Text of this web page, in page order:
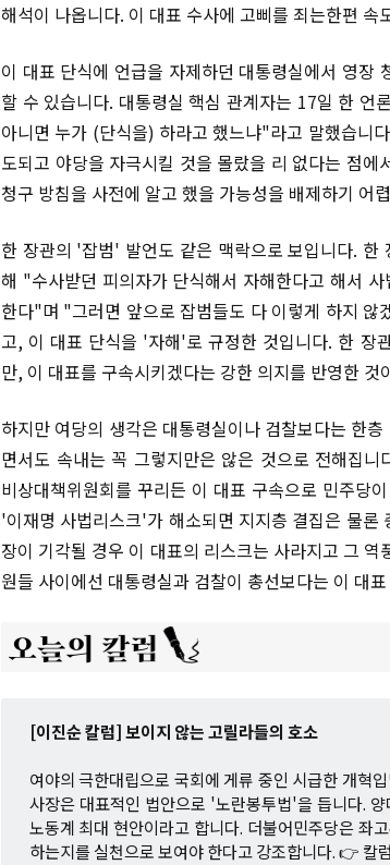
해석이 나옵니다. 이 대표 수사에 고삐를 죄는한편
이 대표 단식에 언급을 자제하던 대통령실에서 영장
할 수 있습니다. 대통령실 핵심 관계자는 17일 한
아니면 누가 (단식을) 하라고 했느냐"라고 말했습니
도되고 야당을 자극시킬 것을 몰랐을 리 없다는 점
청구 방침을 사전에 알고 했을 가능성을 배제하기 어
한 장관의 '잡범' 발언도 같은 맥락으로 보입니다. 한
해 "수사받던 피의자가 단식해서 자해한다고 해서
한다"며 "그러면 앞으로 잡범들도 다 이렇게 하지
고, 이 대표 단식을 '자해'로 규정한 것입니다. 한 장
만, 이 대표를 구속시키겠다는 강한 의지를 반영한 것
하지만 여당의 생각은 대통령실이나 검찰보다는 한
면서도 속내는 꼭 그렇지만은 않은 것으로 전해집
비상대책위원회를 꾸리든 이 대표 구속으로 민주당
'이재명 사법리스크'가 해소되면 지지층 결집은 물론
장이 기각될 경우 이 대표의 리스크는 사라지고 그
원들 사이에선 대통령실과 검찰이 총선보다는 이 대
[이진순 칼럼] 보이지 않는 고릴라들의 호소
여야의 극한대립으로 국회에 게류 중인 시급한 개혁
사장은 대표적인 법안으로 '노란봉투법'을 듭니다.
노동계 최대 현안이라고 합니다. 더불어민주당은 좌
하는지를 실천으로 보여야 한다고 강조합니다. 👉 칼